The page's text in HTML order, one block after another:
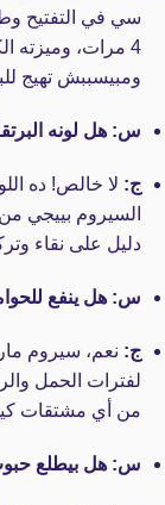
سي في التفتيح
4 مرات، وميزته
ومبيسببش تهيج
س: هل لونه
ج: لا خالص! ده
السيروم بييجي
دليل على نقاء
س: هل ينفع
ج:
لفترات الحمل
من أي مشتقات
س: هل بيطلع